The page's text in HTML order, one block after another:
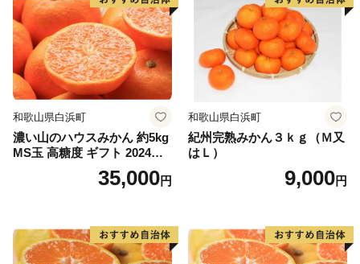
和歌山県白浜町
濃い山のハウスみかん 約5kg
MS玉 高糖度 ギフト 2024年7
35,000円
和歌山県白浜町
紀州完熟みかん３ｋｇ（Ｍ又
はＬ）
9,000円